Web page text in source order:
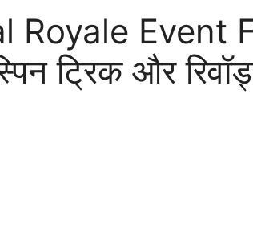
Royale Event
ट्रिक और